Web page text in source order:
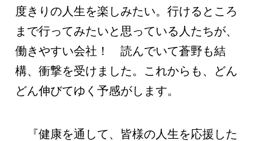
度きりの人生を楽しみたい。行けるところ
まで行ってみたいと思っている人たちが、
働きやすい会社！ 読んでいて蒼野も結
構、衝撃を受けました。これからも、どん
どん伸びてゆく予感がします。
『健康を通して、皆様の人生を応援した